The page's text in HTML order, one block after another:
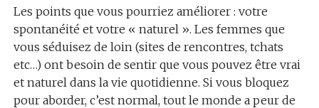
Les points que vous pourriez améliorer : votre
spontanéité et votre « naturel ». Les femmes que
vous séduisez de loin (sites de rencontres, tchats
etc…) ont besoin de sentir que vous pouvez être vrai
et naturel dans la vie quotidienne. Si vous bloquez
pour aborder, c’est normal, tout le monde a peur de